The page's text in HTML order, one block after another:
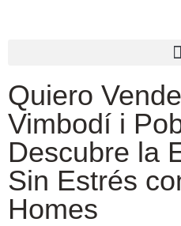
Quiero
Vimbodí i
Descubre la
Sin Estrés
Homes